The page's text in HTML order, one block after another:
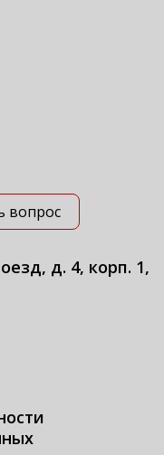
вопрос
д. 4, корп. 1,